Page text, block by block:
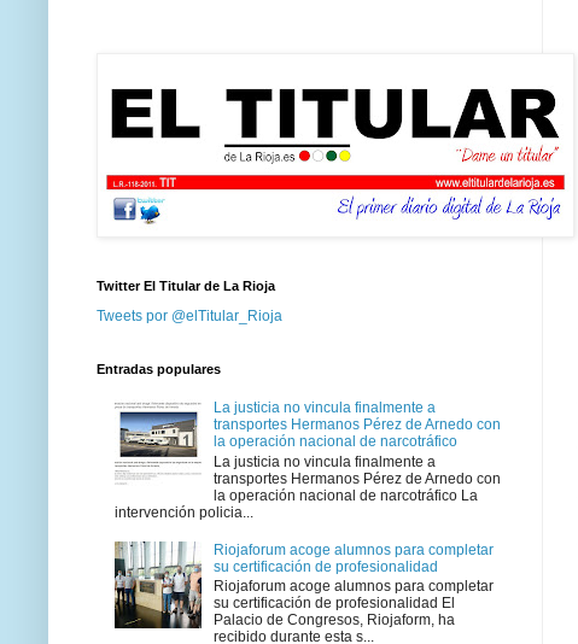
Twitter El Titular de La Rioja
Tweets por @elTitular_Rioja
Entradas populares
La justicia no vincula finalmente a
transportes Hermanos Pérez de Arnedo con
la operación nacional de narcotráfico
La justicia no vincula finalmente a
transportes Hermanos Pérez de Arnedo con
la operación nacional de narcotráfico La
intervención policia...
Riojaforum acoge alumnos para completar
su certificación de profesionalidad
Riojaforum acoge alumnos para completar
su certificación de profesionalidad El
Palacio de Congresos, Riojaform, ha
recibido durante esta s...